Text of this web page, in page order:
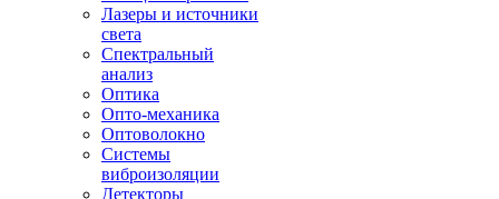
Лазеры и источники
света
Спектральный
анализ
Оптика
Опто-механика
Оптоволокно
Системы
виброизоляции
Детекторы